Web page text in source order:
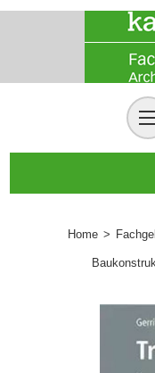
Home >